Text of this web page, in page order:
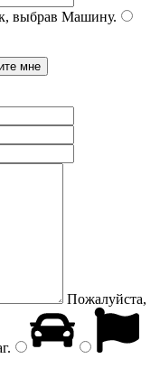
выбрав Машину.
Пожалуйста,
.